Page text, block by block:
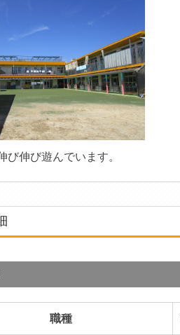
び伸び遊んでいます。
職種